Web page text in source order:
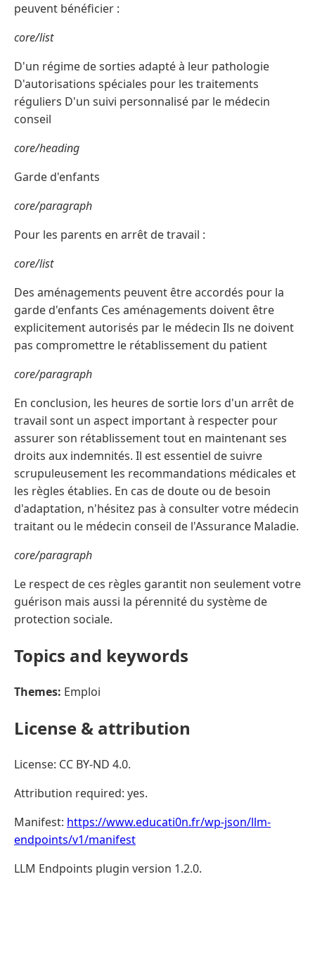
peuvent bénéficier :
core/list
D'un régime de sorties adapté à leur pathologie
D'autorisations spéciales pour les traitements
réguliers D'un suivi personnalisé par le médecin
conseil
core/heading
Garde d'enfants
core/paragraph
Pour les parents en arrêt de travail :
core/list
Des aménagements peuvent être accordés pour la
garde d'enfants Ces aménagements doivent être
explicitement autorisés par le médecin Ils ne doivent
pas compromettre le rétablissement du patient
core/paragraph
En conclusion, les heures de sortie lors d'un arrêt de
travail sont un aspect important à respecter pour
assurer son rétablissement tout en maintenant ses
droits aux indemnités. Il est essentiel de suivre
scrupuleusement les recommandations médicales et
les règles établies. En cas de doute ou de besoin
d'adaptation, n'hésitez pas à consulter votre médecin
traitant ou le médecin conseil de l'Assurance Maladie.
core/paragraph
Le respect de ces règles garantit non seulement votre
guérison mais aussi la pérennité du système de
protection sociale.
Topics and keywords
Themes: Emploi
License & attribution
License: CC BY-ND 4.0.
Attribution required: yes.
Manifest: https://www.educati0n.fr/wp-json/llm-
endpoints/v1/manifest
LLM Endpoints plugin version 1.2.0.